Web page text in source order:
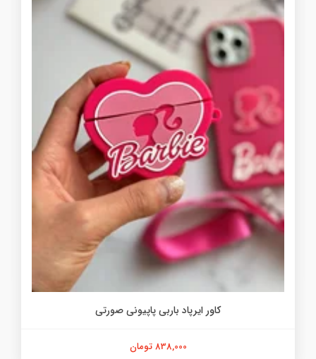
کاور ایرپاد باربی پاپیونی صورتی
838,000 تومان